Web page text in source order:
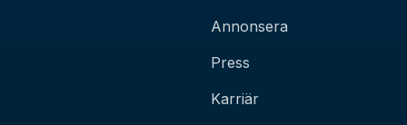
Annonsera
Press
Karriär